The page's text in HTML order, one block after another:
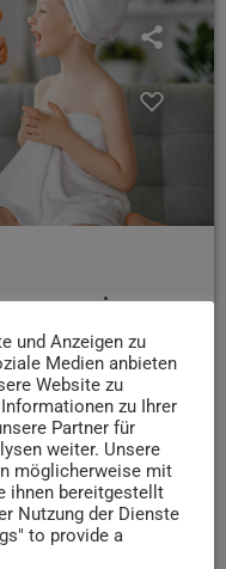
im
Das Cascade
laden heute
zum gemeinsamen
Anmeldung vorab ist
8 Jahren saunieren
Anmeldung gibts auf
und Anzeigen zu
Medien anbieten
Website zu
zu Ihrer
Partner für
weiter. Unsere
möglicherweise mit
ihnen bereitgestellt
Nutzung der Dienste
to provide a